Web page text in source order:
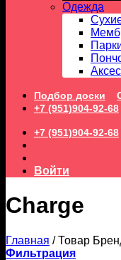
Одежда
Подбор доски
+7 (951)904-92-68
+7 (951)904-92-68
Войти
Charge
Главная /Товар
Фильтрация